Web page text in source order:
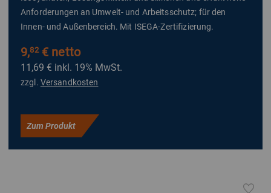
Anforderungen an Umwelt- und Arbeitsschutz; für den
Innen- und Außenbereich. Mit ISEGA-Zertifizierung.
9,82€ netto
11,69 € inkl. 19% MwSt.
zzgl. Versandkosten
Zum Produkt